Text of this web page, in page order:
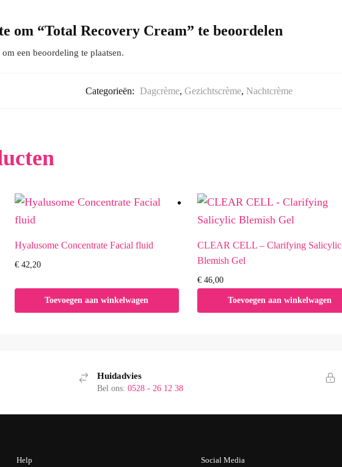
om “Total Recovery Cream” te beoordelen
om een beoordeling te plaatsen.
Categorieën: Dagcrème, Gezichtscrème, Nachtcrème
Hyalusome Concentrate Facial fluid
€42,20
Toevoegen aan winkelwagen
CLEAR CELL – Clarifying Salicylic
Blemish Gel
€ 46,00
Toevoegen aan winkelwagen
Huidadvies
Bel ons:0528 - 26 12 38
Help Social Media